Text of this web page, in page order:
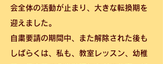
会全体の活動が止まり、大きな転換期を
迎えました。
自粛要請の期間中、また解除された後も
しばらくは、私も、教室レッスン、幼稚